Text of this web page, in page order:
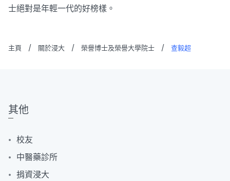
士絕對是年輕一代的好榜樣。
主頁 / 關於浸大 / 榮譽博士及榮譽大學院士 / 查毅超
其他
校友
中醫藥診所
捐資浸大